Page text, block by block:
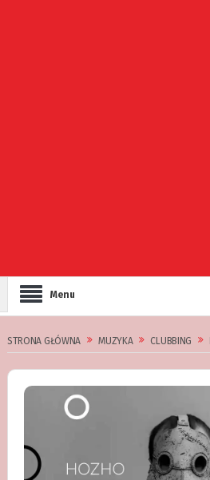
Menu
STRONA GŁÓWNA MUZYKA CLUBBING